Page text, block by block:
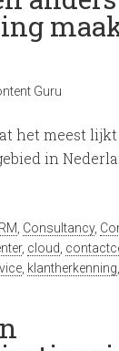
Guru
het meest
in
Consultancy,
, cloud
klantherkenning